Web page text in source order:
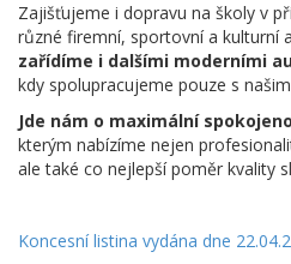
Zajišťujeme i dopravu na školy v
různé firemní, sportovní a kulturní
zařídíme i dalšími moderními
kdy spolupracujeme pouze s
Jde nám o maximální
kterým nabízíme nejen
ale také co nejlepší poměr kvality
Koncesní listina vydána dne